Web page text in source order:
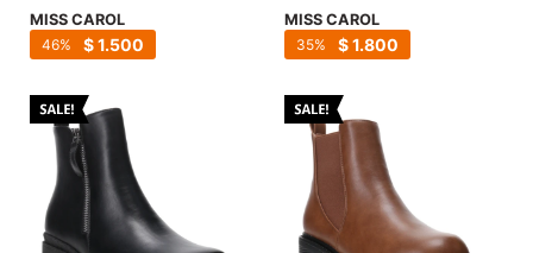
MISS CAROL
$1.500
46
MISS CAROL
$1.800
35